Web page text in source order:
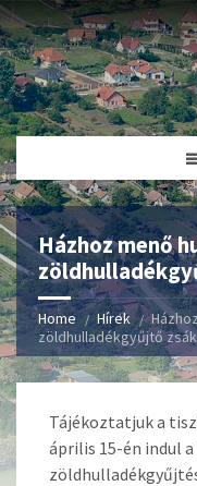
Házhoz menő
Home Hírek
zöldhulladékgyűjtő
Tájékoztatjuk a
április 15-én indul